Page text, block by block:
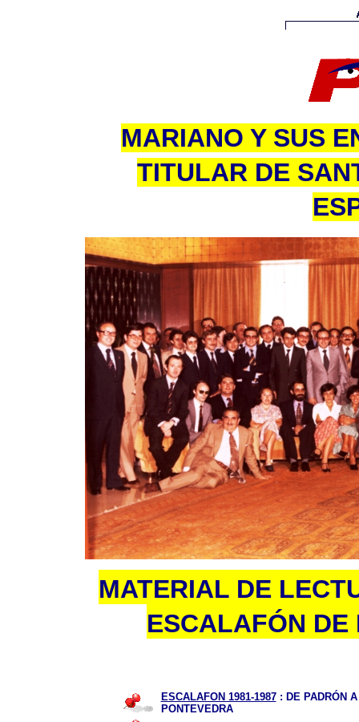
MARIANO Y SUS
TITULAR DE
MATERIAL DE
ESCALAFÓN
ESCALAFON 1981-1987: DE PADRÓN A
PONTEVEDRA